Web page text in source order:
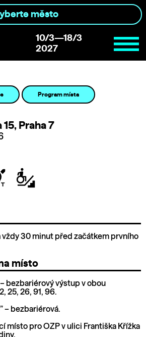
10/3—18/3
2027
Program místa
Praha 7
vždy 30 minut před začátkem prvního
místo
bezbariérový výstup v obou
25, 26, 91, 96.
– bezbariérová.
místo pro OZP v ulici Františka Křížka